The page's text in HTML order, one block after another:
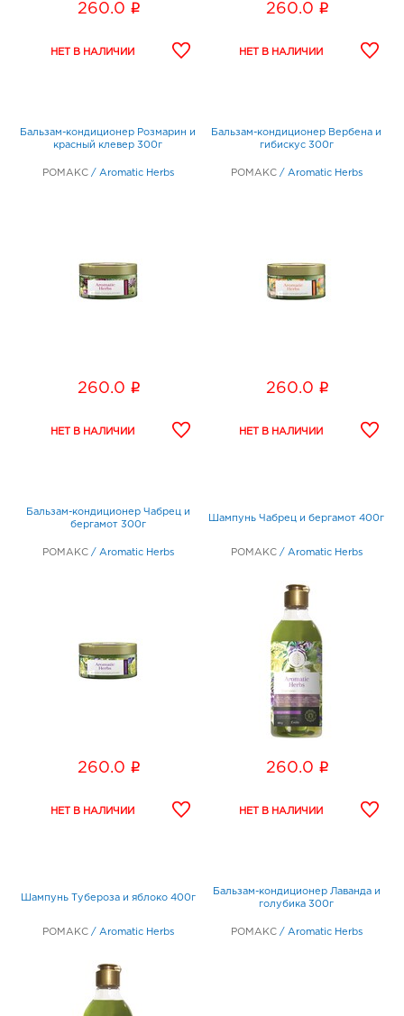
260.0 i 260.0 i
Бальзам-кондиционер Розмарин и
красный клевер 300г
РОМАКС / Aromatic Herbs
260.0 i
Бальзам-кондиционер Вербена и
гибискус 300г
РОМАКС / Aromatic Herbs
260.0 i
Бальзам-кондиционер Чабрец и
бергамот 300г
РОМАКС / Aromatic Herbs
260.0 i
Шампунь Чабрец и бергамот 400г
РОМАКС / Aromatic Herbs
260.0 i
Шампунь Тубероза и яблоко 400г
РОМАКС / Aromatic Herbs
Бальзам-кондиционер Лаванда и
голубика 300г
РОМАКС / Aromatic Herbs